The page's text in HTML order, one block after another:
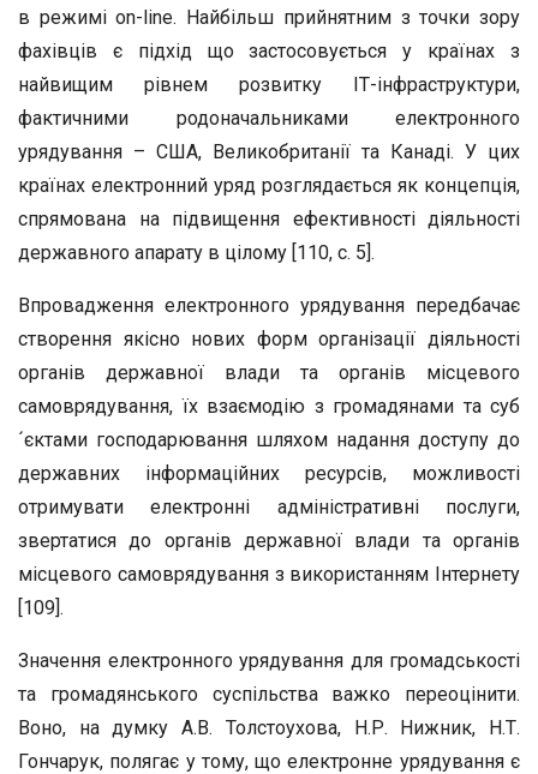
в режимі on-line. Найбільш прийнятним з точки зору
фахівців є підхід що застосовується у країнах з
найвищим рівнем розвитку ІТ-інфраструктури,
фактичними родоначальниками електронного
урядування – США, Великобританії та Канаді. У цих
країнах електронний уряд розглядається як концепція,
спрямована на підвищення ефективності діяльності
державного апарату в цілому [110, с. 5].
Впровадження електронного урядування передбачає
створення якісно нових форм організації діяльності
органів державної влади та органів місцевого
самоврядування, їх взаємодію з громадянами та суб
´єктами господарювання шляхом надання доступу до
державних інформаційних ресурсів, можливості
отримувати електронні адміністративні послуги,
звертатися до органів державної влади та органів
місцевого самоврядування з використанням Інтернету
[109].
Значення електронного урядування для громадськості
та громадянського суспільства важко переоцінити.
Воно, на думку А.В. Толстоухова, Н.Р. Нижник, Н.Т.
Гончарук, полягає у тому, що електронне урядування є